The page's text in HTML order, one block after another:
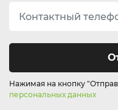
Нажимая на кнопку
персональных данных